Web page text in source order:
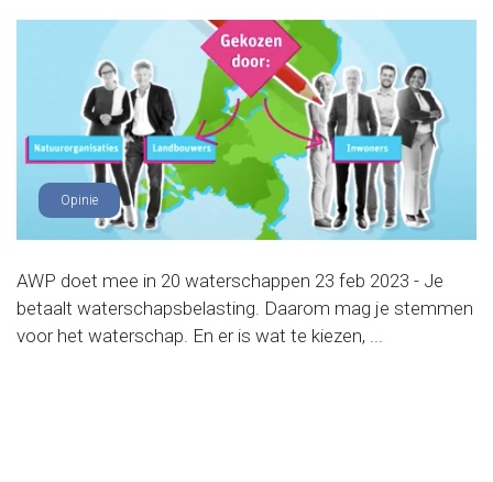
Opinie
AWP doet mee in 20 waterschappen 23 feb 2023 - Je
betaalt waterschapsbelasting. Daarom mag je stemmen
voor het waterschap. En er is wat te kiezen, ...